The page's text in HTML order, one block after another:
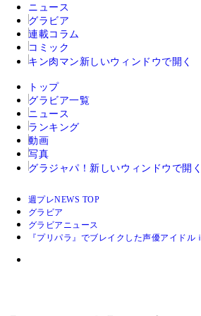
ニュース
グラビア
連載コラム
コミック
キン肉マン 新しいウィンドウで開く
トップ
グラビア一覧
ニュース
ランキング
動画
写真
グラジャパ！ 新しいウィンドウで開く
週プレNEWS TOP
グラビア
グラビアニュース
『プリパラ』でブレイクした声優アイド